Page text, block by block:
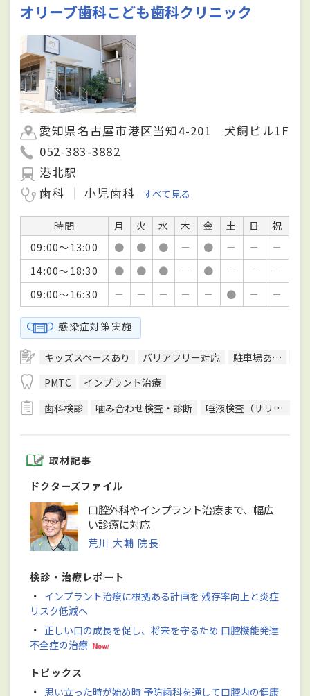
オリーブ歯科こども歯科クリニック
愛知県名古屋市港区当知4-201 犬飼ビル1F
052-383-3882
港北駅
歯科
小児歯科 すべて見る
時間 月 火 水 木 金 土 日
祝
09:00～13:00
● ● ● － ● － －
－
14:00～18:30
● ● ● － ● － －
－
09:00～16:30
－ － － － － ● － －
感染症対策実施
キッズスペースあり バリアフリー対応 駐車場あり
PMTC
インプラント治療
歯科検診
噛み合わせ検査・診断 唾液検査（サリバテスト）
取材記事
ドクターズファイル
口腔外科やインプラント治療まで、幅広
い診療に対応
荒川 大輔 院長
検診・治療レポート
・ インプラント治療に根拠ある計画を 残存率向上と炎症
リスク低減へ
・ 正しい口の成長を促し、将来を守るため 口腔機能発達
不全症の治療
トピックス
・ 思い立った時が始め時 予防歯科を通して口腔内の健康